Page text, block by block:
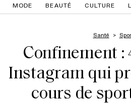
MODE BEAUTÉ CULTURE
Santé
Confinement :
Instagram qui
cours de